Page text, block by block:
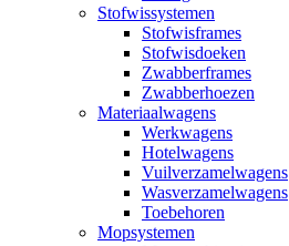
Stofwissystemen
Stofwisframes
Stofwisdoeken
Zwabberframes
Zwabberhoezen
Materiaalwagens
Werkwagens
Hotelwagens
Vuilverzamelwagens
Wasverzamelwagens
Toebehoren
Mopsystemen